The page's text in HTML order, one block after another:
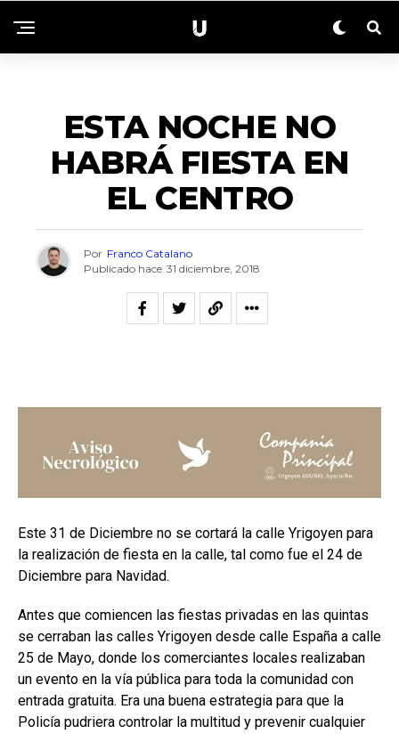
ESTA NOCHE NO
HABRÁ FIESTA EN
EL CENTRO
Por Franco Catalano
Publicado hace 31 diciembre, 2018
Este 31 de Diciembre no se cortará la calle Yrigoyen para
la realización de fiesta en la calle, tal como fue el 24 de
Diciembre para Navidad.
Antes que comiencen las fiestas privadas en las quintas
se cerraban las calles Yrigoyen desde calle España a calle
25 de Mayo, donde los comerciantes locales realizaban
un evento en la vía pública para toda la comunidad con
entrada gratuita. Era una buena estrategia para que la
Policía pudriera controlar la multitud y prevenir cualquier